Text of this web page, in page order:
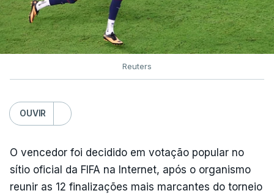
Reuters
OUVIR
O vencedor foi decidido em votação popular no
sítio oficial da FIFA na Internet, após o organismo
reunir as 12 finalizações mais marcantes do torneio